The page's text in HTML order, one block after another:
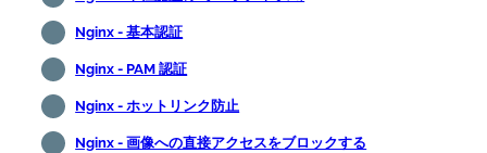
Nginx - 基本認証
Nginx - PAM 認証
Nginx - ホットリンク防止
Nginx - 画像への直接アクセスをブロックする